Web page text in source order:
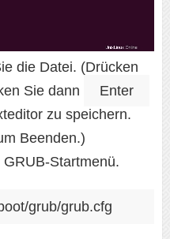
die Datei. (Drücken
Sie dann
Enter
zu speichern.
Beenden.)
Startmenü.
grub/grub.cfg